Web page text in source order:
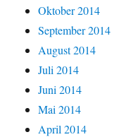
Oktober 2014
September 2014
August 2014
Juli 2014
Juni 2014
Mai 2014
April 2014